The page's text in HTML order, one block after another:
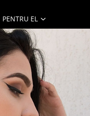
PENTRU EL